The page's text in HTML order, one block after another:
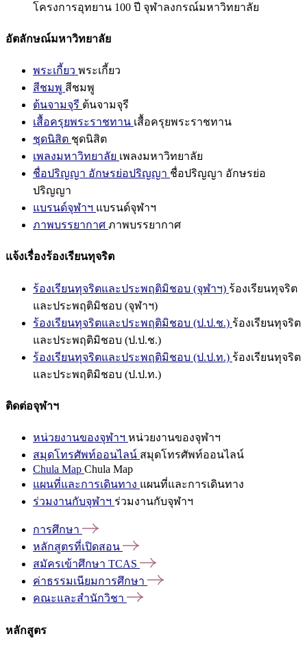
โครงการอุทยาน 100 ปี จุฬาลงกรณ์มหาวิทยาลัย
อัตลักษณ์มหาวิทยาลัย
พระเกี้ยว พระเกี้ยว
สีชมพู สีชมพู
ต้นจามจุรี ต้นจามจุรี
เสื้อครุยพระราชทาน เสื้อครุยพระราชทาน
ชุดนิสิต ชุดนิสิต
เพลงมหาวิทยาลัย เพลงมหาวิทยาลัย
ชื่อปริญญา อักษรย่อปริญญา ชื่อปริญญา อักษรย่อ
ปริญญา
แบรนด์จุฬาฯ แบรนด์จุฬาฯ
ภาพบรรยากาศ ภาพบรรยากาศ
แจ้งเรื่องร้องเรียนทุจริต
ร้องเรียนทุจริตและประพฤติมิชอบ (จุฬาฯ) ร้องเรียนทุจริต
และประพฤติมิชอบ (จุฬาฯ)
ร้องเรียนทุจริตและประพฤติมิชอบ (ป.ป.ช.) ร้องเรียนทุจริต
และประพฤติมิชอบ (ป.ป.ช.)
ร้องเรียนทุจริตและประพฤติมิชอบ (ป.ป.ท.) ร้องเรียนทุจริต
และประพฤติมิชอบ (ป.ป.ท.)
ติดต่อจุฬาฯ
หน่วยงานของจุฬาฯ หน่วยงานของจุฬาฯ
สมุดโทรศัพท์ออนไลน์ สมุดโทรศัพท์ออนไลน์
Chula Map Chula Map
แผนที่และการเดินทาง แผนที่และการเดินทาง
ร่วมงานกับจุฬาฯ ร่วมงานกับจุฬาฯ
การศึกษา
หลักสูตรที่เปิดสอน
สมัครเข้าศึกษา TCAS
ค่าธรรมเนียมการศึกษา
คณะและสำนักวิชา
หลักสูตร